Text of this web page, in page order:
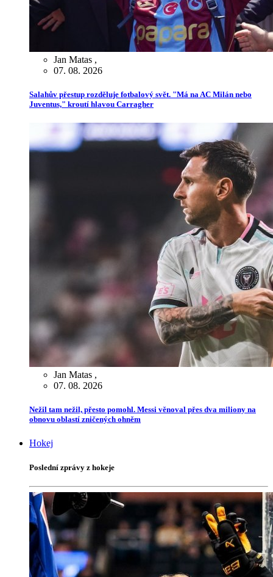
Jan Matas ,
07. 08. 2026
Salahův přestup rozděluje fotbalový svět. "Má na AC Milán nebo
Juventus," kroutí hlavou Carragher
Jan Matas ,
07. 08. 2026
Nežil tam nežil, přesto pomohl. Messi věnoval přes dva miliony na
obnovu oblastí zničených ohněm
Hokej
Poslední zprávy z hokeje